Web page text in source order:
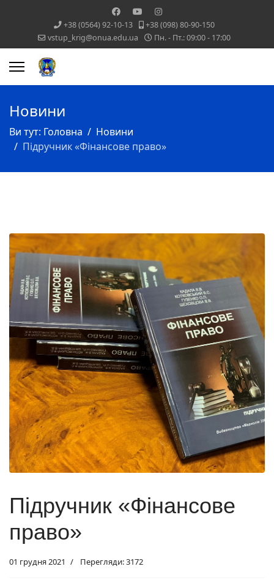
+38 (0564) 92-10-13
+38 (098) 80-90-150
vstup_krig@onua.edu.ua
Пн. - Пт.: 09:00 - 17:00
Новини
Ви тут: Головна
Новини
Підручник «Фінансове право»
Підручник «Фінансове
право»
01 грудня 2021 Перегляди: 3172